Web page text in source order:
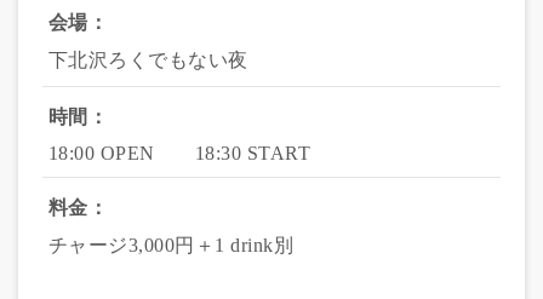
会場：
下北沢ろくでもない夜
時間：
18:00 OPEN　　18:30 START
料金：
チャージ3,000円＋1 drink別